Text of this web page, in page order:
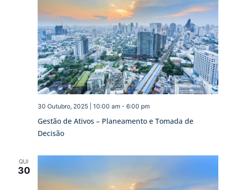
Gestão de Ativos – Planeamento e Tomada de
Decisão
30 Outubro, 2025 | 10:00 am- 6:00 pm
QUI
30